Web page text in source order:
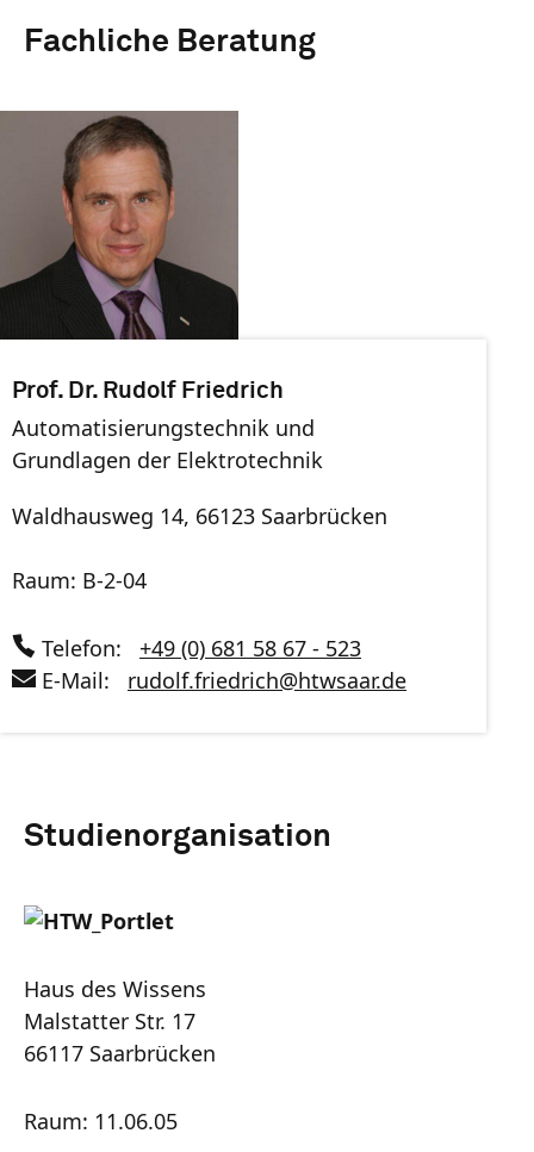
Fachliche Beratung
Prof. Dr. Rudolf Friedrich
Automatisierungstechnik und
Grundlagen der Elektrotechnik
Waldhausweg 14, 66123 Saarbrücken
Raum: B-2-04
Telefon:
+49 (0) 681 58 67 - 523
E-Mail:
rudolf.friedrich@htwsaar.de
Studienorganisation
Haus des Wissens
Malstatter Str. 17
66117 Saarbrücken
Raum: 11.06.05